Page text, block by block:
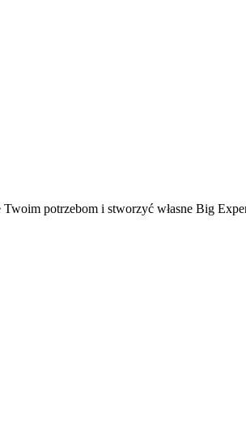
potrzebom i stworzyć własne Big